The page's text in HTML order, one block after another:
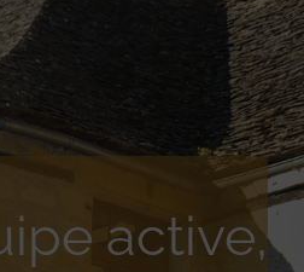
active,